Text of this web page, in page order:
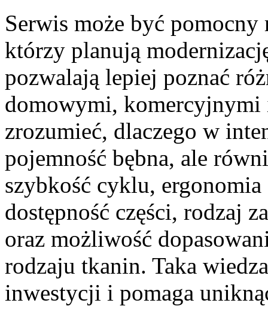
Serwis może być
którzy planują
pozwalają lepiej poznać
domowymi, komercyjnymi
zrozumieć, dlaczego w
pojemność bębna, ale
szybkość cyklu, ergonomia
dostępność części, rodzaj
oraz możliwość
rodzaju tkanin. Taka
inwestycji i pomaga